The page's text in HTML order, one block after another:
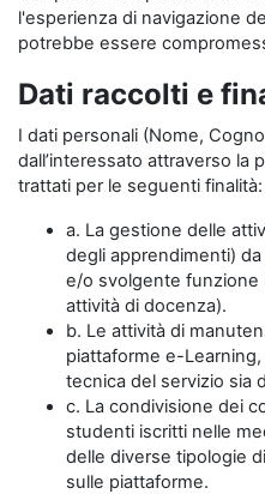
l'esperienza di navigazione
potrebbe essere
Dati raccolti e
I dati personali (Nome,
dall’interessato attraverso la
trattati per le seguenti finalità:
a. La gestione delle
degli apprendimenti)
e/o svolgente funzione
attività di docenza).
b. Le attività di
piattaforme e-
tecnica del servizio sia
c. La condivisione dei
studenti iscritti nelle
delle diverse tipologie
sulle piattaforme.